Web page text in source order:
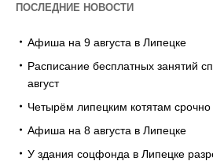
ПОСЛЕДНИЕ НОВОСТИ
Афиша на 9 августа в Липецке
Расписание бесплатных занятий
август
Четырём липецким котятам
Афиша на 8 августа в Липецке
У здания соцфонда в Липецке